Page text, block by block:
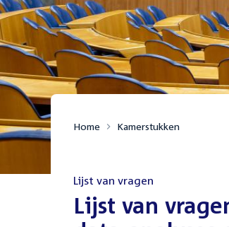
Home Kamerstukken
Lijst van vragen
:Lijst van